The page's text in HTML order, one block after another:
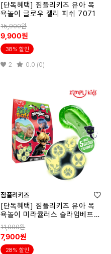
[단독혜택] 짐플리키즈 유아 목
욕놀이 글로우 젤리 피쉬 7071
15,900원
9,900원
38% 할인
2 0.0 (0)
짐플리키즈
[단독혜택] 짐플리키즈 유아 목
욕놀이 미라큘러스 슬라임베프
그린 7192
11,000원
7,900원
28% 할인